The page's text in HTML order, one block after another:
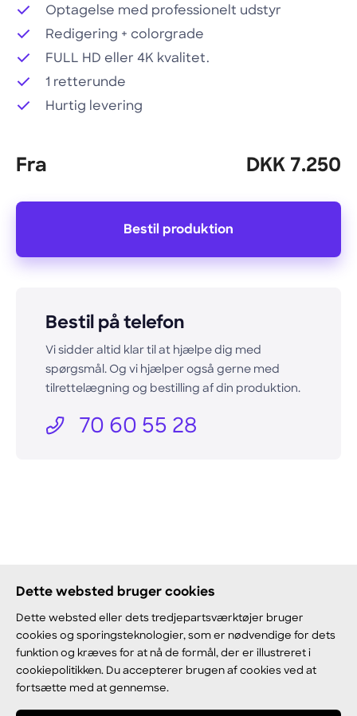
Optagelse med professionelt udstyr
Redigering + colorgrade
FULL HD eller 4K kvalitet.
1 retterunde
Hurtig levering
Fra DKK 7.250
Bestil produktion
Bestil på telefon
Vi sidder altid klar til at hjælpe dig med
spørgsmål. Og vi hjælper også gerne med
tilrettelægning og bestilling af din produktion.
70 60 55 28
Dette websted bruger cookies
Dette websted eller dets tredjepartsværktøjer bruger
cookies og sporingsteknologier, som er nødvendige for dets
funktion og kræves for at nå de formål, der er illustreret i
cookiepolitikken. Du accepterer brugen af cookies ved at
fortsætte med at gennemse.